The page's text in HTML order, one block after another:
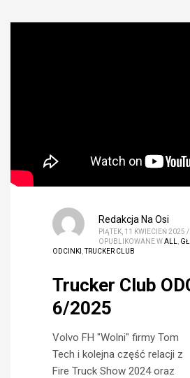
Redakcja Na Osi
PIĄTEK, 11 KWIECIEŃ 2025 /
OPUBLIKOWANE WALL
ODCINKI ,TRUCKER CLUB
Trucker Club
6/2025
Volvo FH "Wolni" firmy Tom
Tech i kolejna część relacji z
Fire Truck Show 2024 oraz